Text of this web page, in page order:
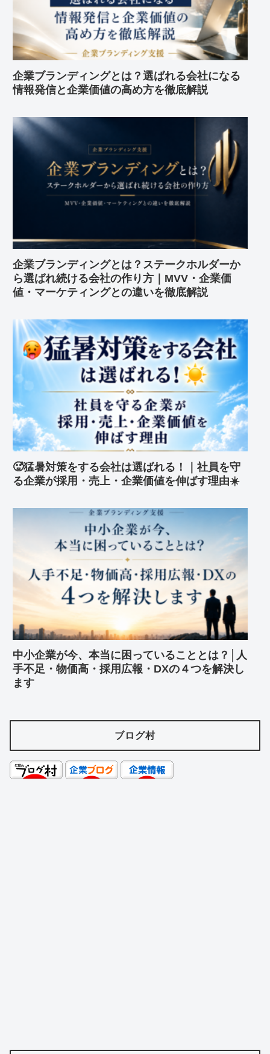
企業ブランディングとは？選ばれる会社になる
情報発信と企業価値の高め方を徹底解説
企業ブランディングとは？ステークホルダーか
ら選ばれ続ける会社の作り方｜MVV・企業価
値・マーケティングとの違いを徹底解説
🥵猛暑対策をする会社は選ばれる！｜社員を守
る企業が採用・売上・企業価値を伸ばす理由☀️
中小企業が今、本当に困っていることとは？│人
手不足・物価高・採用広報・DXの４つを解決し
ます
ブログ村